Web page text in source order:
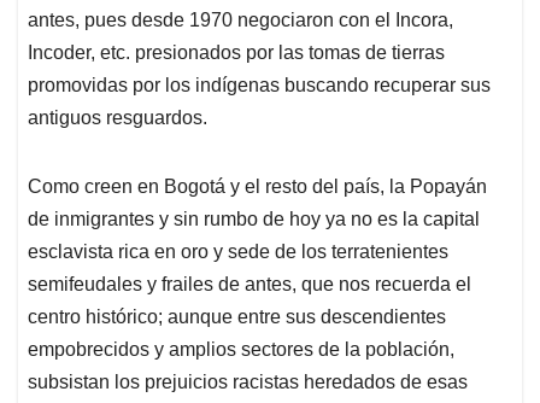
antes, pues desde 1970 negociaron con el Incora,
Incoder, etc. presionados por las tomas de tierras
promovidas por los indígenas buscando recuperar sus
antiguos resguardos.
Como creen en Bogotá y el resto del país, la Popayán
de inmigrantes y sin rumbo de hoy ya no es la capital
esclavista rica en oro y sede de los terratenientes
semifeudales y frailes de antes, que nos recuerda el
centro histórico; aunque entre sus descendientes
empobrecidos y amplios sectores de la población,
subsistan los prejuicios racistas heredados de esas